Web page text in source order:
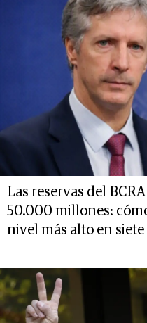
Las reservas del
50.000 millones:
nivel más alto en siete